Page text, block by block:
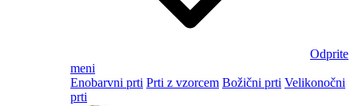
Odprite
meni
Enobarvni prti Prti z vzorcem Božični prti Velikonočni
prti​